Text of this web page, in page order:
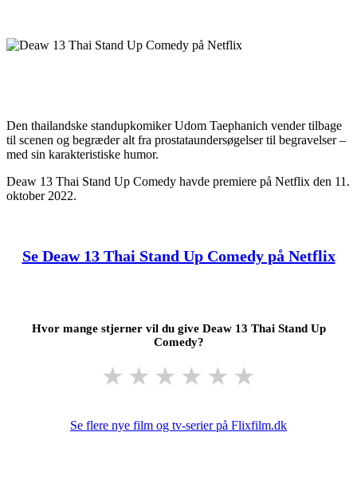
Den thailandske standupkomiker Udom Taephanich vender tilbage
til scenen og begræder alt fra prostataundersøgelser til begravelser –
med sin karakteristiske humor.
Deaw 13 Thai Stand Up Comedy havde premiere på Netflix den 11.
oktober 2022.
Se Deaw 13 Thai Stand Up Comedy på Netflix
Hvor mange stjerner vil du give Deaw 13 Thai Stand Up
Comedy?
★ ★ ★ ★ ★ ★
Se flere nye film og tv-serier på Flixfilm.dk